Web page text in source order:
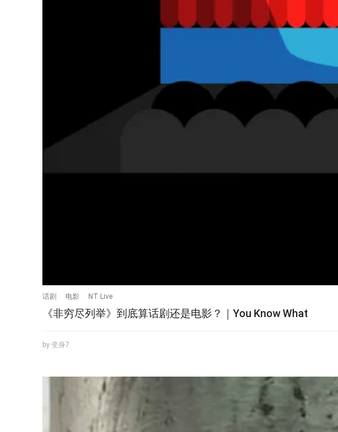
话剧 电影 NT Live
《非穷尽列举》到底算话剧还是电影？｜You Know What
by 变身7